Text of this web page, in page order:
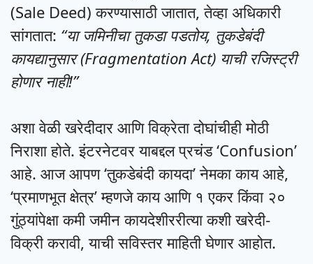
(Sale Deed) करण्यासाठी जातात, तेव्हा अधिकारी
सांगतात: “या जमिनीचा तुकडा पडतोय, तुकडेबंदी
कायद्यानुसार (Fragmentation Act) याची रजिस्ट्री
होणार नाही!”
अशा वेळी खरेदीदार आणि विक्रेता दोघांचीही मोठी
निराशा होते. इंटरनेटवर याबद्दल प्रचंड ‘Confusion’
आहे. आज आपण ‘तुकडेबंदी कायदा’ नेमका काय आहे,
‘प्रमाणभूत क्षेत्र’ म्हणजे काय आणि १ एकर किंवा २०
गुंठ्यांपेक्षा कमी जमीन कायदेशीररीत्या कशी खरेदी-
विक्री करावी, याची सविस्तर माहिती घेणार आहोत.